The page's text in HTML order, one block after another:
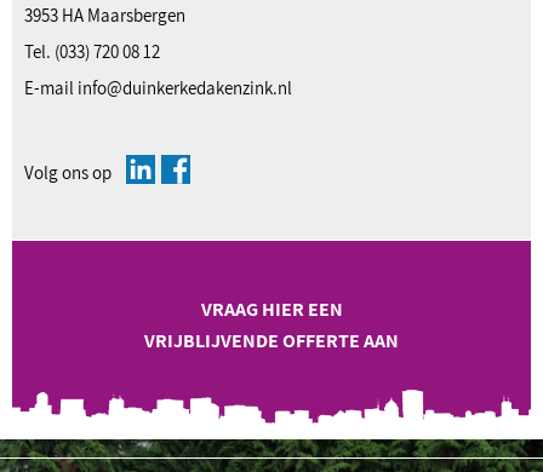
3953 HA Maarsbergen
Tel. (033) 720 08 12
E-mail info@duinkerkedakenzink.nl
Volg ons op
VRAAG HIER EEN
VRIJBLIJVENDE OFFERTE AAN